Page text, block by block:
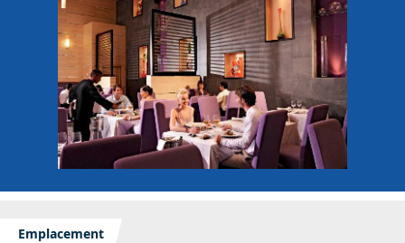
Emplacement